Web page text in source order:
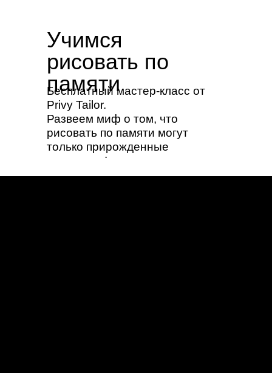
Учимся
рисовать по
памяти
Бесплатный мастер-класс от
Privy Tailor.
Развеем миф о том, что
рисовать по памяти могут
только прирожденные
художники!